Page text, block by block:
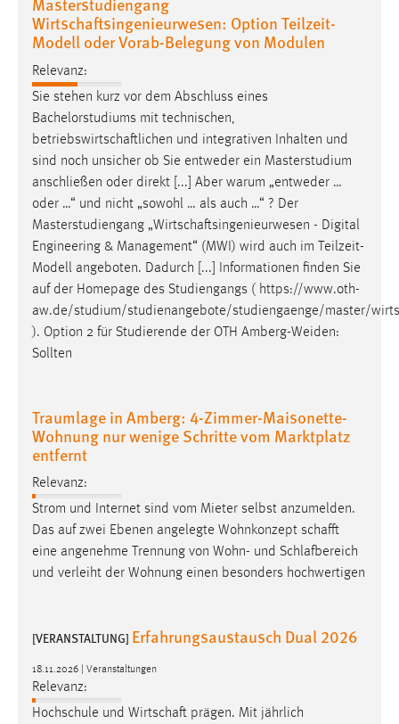
Wirtschaftsingenieurwesen: Option Teilzeit-
Modell oder Vorab-Belegung von Modulen
Relevanz:
Sie stehen kurz vor dem Abschluss eines
Bachelorstudiums mit technischen,
betriebswirtschaftlichen und integrativen Inhalten und
sind noch unsicher ob Sie entweder ein Masterstudium
anschließen oder direkt [...] Aber warum „entweder …
oder …“ und nicht „sowohl … als auch …“ ? Der
Masterstudiengang „Wirtschaftsingenieurwesen - Digital
Engineering & Management“ (MWI) wird auch im Teilzeit-
Modell angeboten. Dadurch [...] Informationen finden Sie
auf der Homepage des Studiengangs ( https://www.oth-
aw.de/studium/studienangebote/studiengaenge/master/
). Option 2 für Studierende der OTH Amberg-Weiden:
Sollten
Traumlage in Amberg: 4-Zimmer-Maisonette-
Wohnung nur wenige Schritte vom Marktplatz
entfernt
Relevanz:
Strom und Internet sind vom Mieter selbst anzumelden.
Das auf zwei Ebenen angelegte Wohnkonzept schafft
eine angenehme Trennung von Wohn- und Schlafbereich
und verleiht der Wohnung einen besonders hochwertigen
[VERANSTALTUNG] Erfahrungsaustausch Dual 2026
18.11.2026 | Veranstaltungen
Relevanz:
Hochschule und Wirtschaft prägen. Mit jährlich
Vimeo